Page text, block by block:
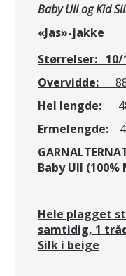
Baby Ull og Kid
«Jas»-
Størrelser: 10/
Overvidde:
Hel lengde:
Ermelengde:
Baby Ull
Hele plagget
samtidig, 1
Silk i beige